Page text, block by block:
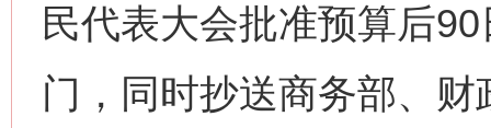
民代表大会批准预算后
门，同时抄送商务部、